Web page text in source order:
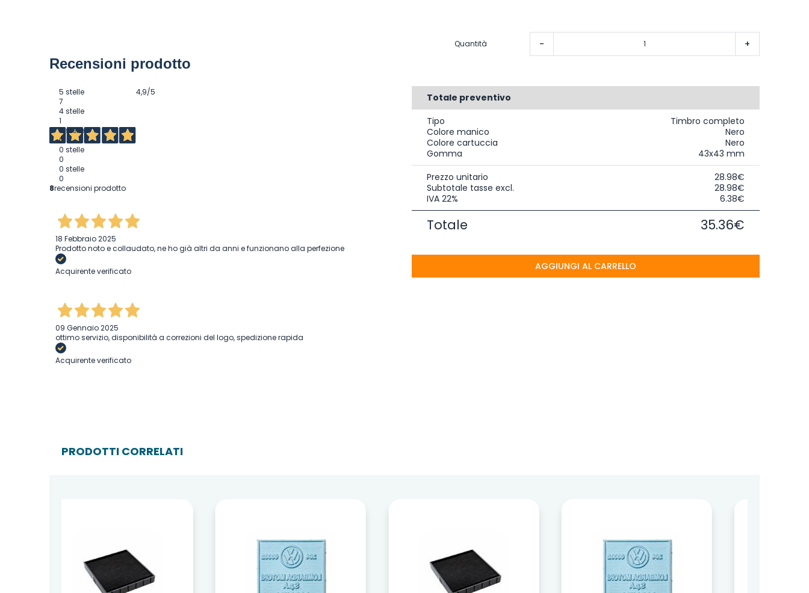
Recensioni prodotto
4,9/5
5 stelle
7
4 stelle
1
0 stelle
0
0 stelle
0
0 stelle
0
8recensioni prodotto
18 Febbraio 2025
Prodotto noto e collaudato, ne ho già altri da anni e funzionano alla perfezione
Acquirente verificato
09 Gennaio 2025
ottimo servizio, disponibilità a correzioni del logo, spedizione rapida
Acquirente verificato
Acquirente verificato
Quantità - +
Totale preventivo
Tipo
Timbro completo
Colore manico
Nero
Colore cartuccia
Nero
Gomma
43x43 mm
Prezzo unitario
28.98€
Subtotale tasse excl.
28.98€
IVA 22%
6.38€
Totale 35.36€
AGGIUNGI AL CARRELLO
PRODOTTI CORRELATI